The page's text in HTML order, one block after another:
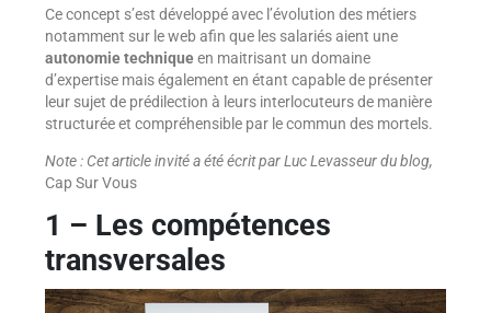
Ce concept s’est développé avec l’évolution des métiers
notamment sur le web afin que les salariés aient une
autonomie techniqueen maitrisant un domaine
d’expertise mais également en étant capable de présenter
leur sujet de prédilection à leurs interlocuteurs de manière
structurée et compréhensible par le commun des mortels.
Note : Cet article invité a été écrit par Luc Levasseur du blog,
Cap Sur Vous
1 – Les compétences
transversales